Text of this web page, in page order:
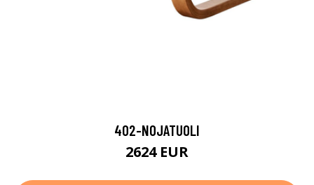
402-NOJATUOLI
2624 EUR